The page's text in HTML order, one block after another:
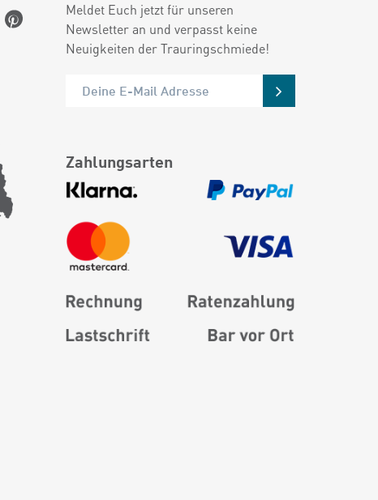
Meldet Euch jetzt für unseren
Newsletter an und verpasst keine
Neuigkeiten der Trauringschmiede!
Zahlungsarten